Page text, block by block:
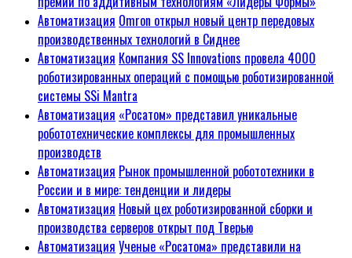
Автоматизация Omron открыл новый центр передовых
производственных технологий в Сиднее
Автоматизация Компания SS Innovations провела 4000
роботизированных операций с помощью роботизированной
системы SSi Mantra
Автоматизация «Росатом» представил уникальные
робототехнические комплексы для промышленных
производств
Автоматизация Рынок промышленной робототехники в
России и в мире: тенденции и лидеры
Автоматизация Новый цех роботизированной сборки и
производства серверов открыт под Тверью
Автоматизация Ученые «Росатома» представили на